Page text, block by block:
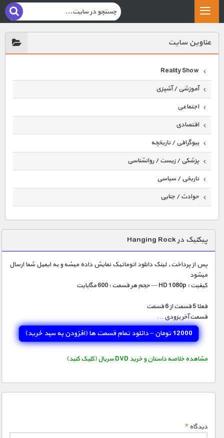
عناوين سايت
Reality Show
آموزشی / آشپزی
اجتماعی
اقتصادی
بیوگرافی / تاریخچه
پزشکی / زیست / روانشناسی
تاریخی / سیاسی
حوادث / جنایی
دنیای خوراکی ها
زمین شناسی / محیط زیست
سازه/ معماری/ مهندسی
سرگرمی
شناخت کودکان
طبیعت
علم و فناوری
فرهنگ / هنر
گردشگری
مسابقات / ورزشی
پیکنیک در Hanging Rock
پس از پرداخت , لینک دانلود اتوماتیک نمایش داده میشه و به ایمیل شما ارسال
میشود
کیفیت : HD 1080p — حجم هر قسمت : 600 مگابایت
فعلا 5 قسمت از 6 قسمت
قسمت آخر بزودی …
12000 تومان – دانلود تمام قسمت ها (افزودن به سبد خريد)
مشاهده خلاصه داستان و خرید DVD سریال (کلیک کنید)
دیدگاه*